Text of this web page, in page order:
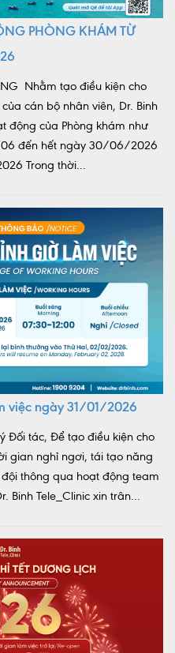
PHÒNG KHÁM TỪ
Nhằm tạo điều kiện cho
cán bộ nhân viên, Dr. Binh
động của Phòng khám như
06 đến hết ngày 30/06/2026
Trong thời...
việc ngày 31/01/2026
Đối tác, Để tạo điều kiện cho
gian nghỉ ngơi, tái tạo năng
thông qua hoạt động team
Binh Tele_Clinic xin trân...